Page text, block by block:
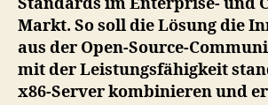
Markt. So soll die Lösung die
aus der Open-Source-
mit der Leistungsfähigkeit
x86-Server kombinieren und